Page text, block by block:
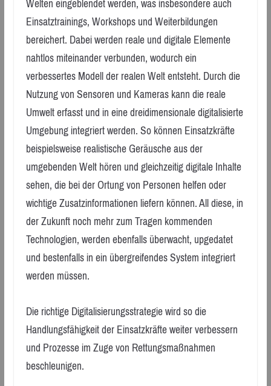
Welten eingeblendet werden, was insbesondere auch
Einsatztrainings, Workshops und Weiterbildungen
bereichert. Dabei werden reale und digitale Elemente
nahtlos miteinander verbunden, wodurch ein
verbessertes Modell der realen Welt entsteht. Durch die
Nutzung von Sensoren und Kameras kann die reale
Umwelt erfasst und in eine dreidimensionale digitalisierte
Umgebung integriert werden. So können Einsatzkräfte
beispielsweise realistische Geräusche aus der
umgebenden Welt hören und gleichzeitig digitale Inhalte
sehen, die bei der Ortung von Personen helfen oder
wichtige Zusatzinformationen liefern können. All diese, in
der Zukunft noch mehr zum Tragen kommenden
Technologien, werden ebenfalls überwacht, upgedatet
und bestenfalls in ein übergreifendes System integriert
werden müssen.
Die richtige Digitalisierungsstrategie wird so die
Handlungsfähigkeit der Einsatzkräfte weiter verbessern
und Prozesse im Zuge von Rettungsmaßnahmen
beschleunigen.